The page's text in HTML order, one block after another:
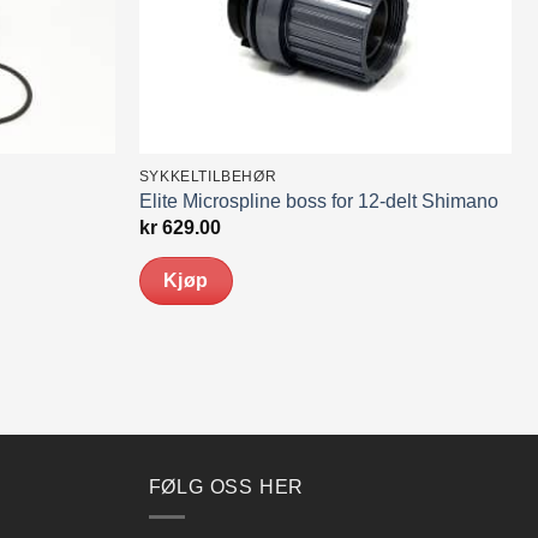
SYKKELTILBEHØR
Elite Microspline boss for 12-delt Shimano
kr629.00
Kjøp
FØLG OSS HER